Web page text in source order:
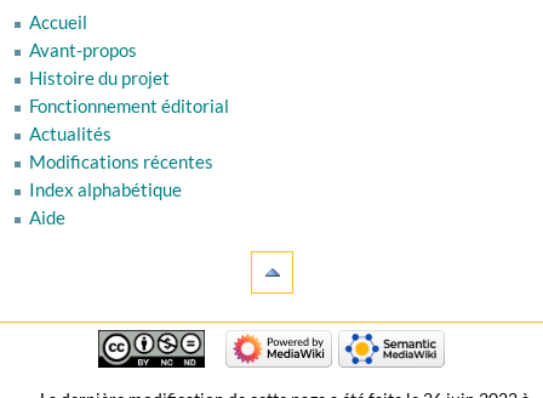
Accueil
Avant-propos
Histoire du projet
Fonctionnement éditorial
Actualités
Modifications récentes
Index alphabétique
Aide